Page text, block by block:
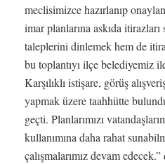
meclisimizce hazırlanıp
imar planlarına askıda itirazları
taleplerini dinlemek hem de
bu toplantıyı ilçe belediyemiz
Karşılıklı istişare, görüş
yapmak üzere taahhütte
geçti. Planlarımızı
kullanımına daha rahat
çalışmalarımız devam edecek.”